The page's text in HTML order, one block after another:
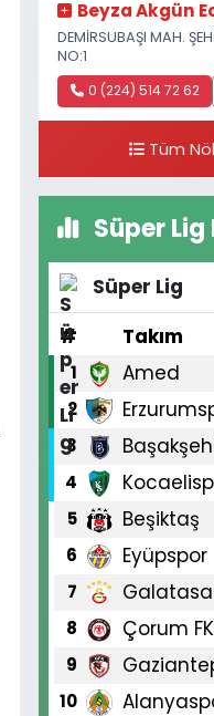
Beyza Akgün
DEMİRSUBAŞI MAH.
NO:1
0 (224) 514 72 62
Tüm
Süper
Süper Lig
#
Takım
1 Amed
2
3
4
5 Beşiktaş
6 Eyüpspor
7
8 Çorum FK
9
10